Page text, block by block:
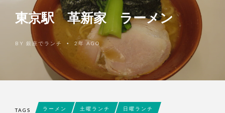
東京駅 革新家 ラーメン
BY 銀座でランチ • 2年 AGO
TAGS ラーメン 土曜ランチ 日曜ランチ